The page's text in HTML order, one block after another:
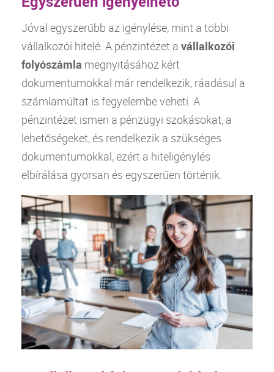
Jóval egyszerűbb az igénylése, mint a többi
vállalkozói hitelé. A pénzintézet a vállalkozói
folyószámla megnyitásához kért
dokumentumokkal már rendelkezik, ráadásul a
számlamúltat is fegyelembe veheti. A
pénzintézet ismeri a pénzügyi szokásokat, a
lehetőségeket, és rendelkezik a szükséges
dokumentumokkal, ezért a hiteligénylés
elbírálása gyorsan és egyszerűen történik.